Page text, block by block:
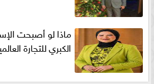
ماذا لو أصبحت
الكبري للتجارة